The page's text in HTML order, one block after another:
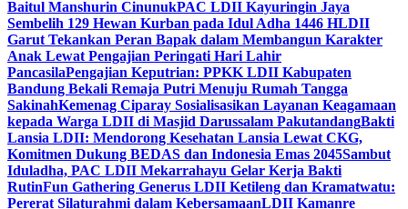
Baitul Manshurin CinunukPAC LDII Kayuringin Jaya
Sembelih 129 Hewan Kurban pada Idul Adha 1446 HLDII
Garut Tekankan Peran Bapak dalam Membangun Karakter
Anak Lewat Pengajian Peringati Hari Lahir
PancasilaPengajian Keputrian: PPKK LDII Kabupaten
Bandung Bekali Remaja Putri Menuju Rumah Tangga
SakinahKemenag Ciparay Sosialisasikan Layanan Keagamaan
kepada Warga LDII di Masjid Darussalam PakutandangBakti
Lansia LDII: Mendorong Kesehatan Lansia Lewat CKG,
Komitmen Dukung BEDAS dan Indonesia Emas 2045Sambut
Iduladha, PAC LDII Mekarrahayu Gelar Kerja Bakti
RutinFun Gathering Generus LDII Ketileng dan Kramatwatu:
Pererat Silaturahmi dalam KebersamaanLDII Kamanre